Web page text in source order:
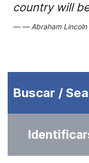
country will
Abraham Lincoln
Buscar /